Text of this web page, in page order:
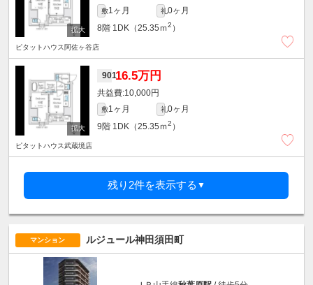
敷1ヶ月 礼0ヶ月
8階 1DK（25.35ｍ2 ）
ピタットハウス阿佐ヶ谷店
90116.5万円
10,000円
敷1ヶ月 礼0ヶ月
9階 1DK（25.35ｍ2 ）
ピタットハウス武蔵境店
残り2件を表示する ▼
マンション ルジュール神田須田町